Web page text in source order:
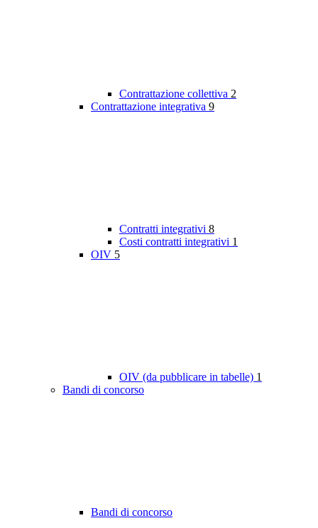
Contrattazione collettiva 2
Contrattazione integrativa 9
Contratti integrativi 8
Costi contratti integrativi 1
OIV 5
OIV (da pubblicare in tabelle) 1
Bandi di concorso
Bandi di concorso